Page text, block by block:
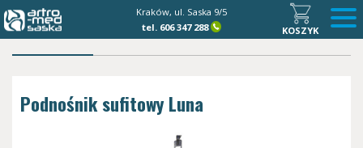
Kraków, ul. Saska 9/5
tel. 606 347 288 KOSZYK
Podnośnik sufitowy Luna